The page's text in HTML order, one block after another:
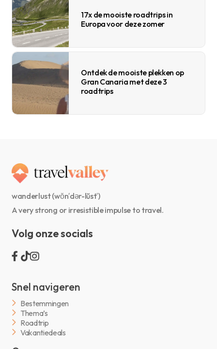
17x de mooiste roadtrips in
Europa voor deze zomer
Ontdek de mooiste plekken op
Gran Canaria met deze 3
roadtrips
wanderlust (wŏn′dər-lŭst′)
A very strong or irresistible impulse to travel.
Volg onze socials
Snel navigeren
Bestemmingen
Thema’s
Roadtrip
Vakantiedeals